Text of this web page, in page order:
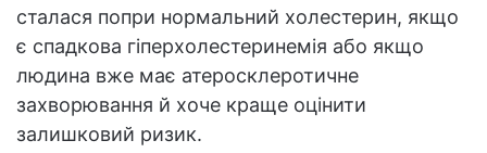
сталася попри нормальний холестерин, якщо
є спадкова гіперхолестеринемія або якщо
людина вже має атеросклеротичне
захворювання й хоче краще оцінити
залишковий ризик.